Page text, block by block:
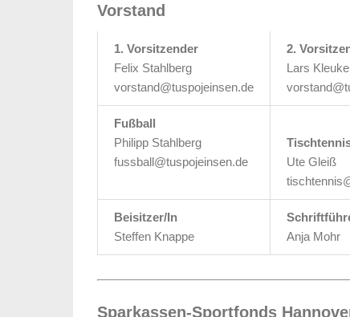
Vorstand
1. Vorsitzender
Felix Stahlberg
vorstand@tuspojeinsen.de
2.
Lars
Fußball
Philipp Stahlberg
fussball@tuspojeinsen.de
Ute Gleiß
Beisitzer/In
Steffen Knappe
Anja Mohr
Sparkassen-Sportfonds